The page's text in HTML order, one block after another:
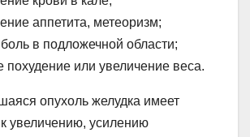
аппетита, метеоризм;
в подложечной области;
похудение или увеличение веса.
опухоль желудка имеет
увеличению, усилению